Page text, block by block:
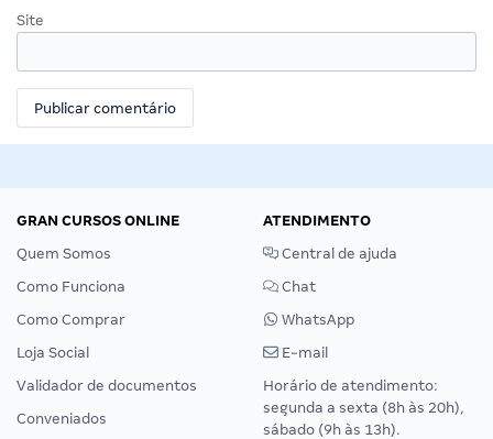
Site
GRAN CURSOS ONLINE
Quem Somos
Como Funciona
Como Comprar
Loja Social
Validador de documentos
Conveniados
ATENDIMENTO
Central de ajuda
Chat
WhatsApp
E-mail
Horário de atendimento:
segunda a sexta (8h às 20h),
sábado (9h às 13h).